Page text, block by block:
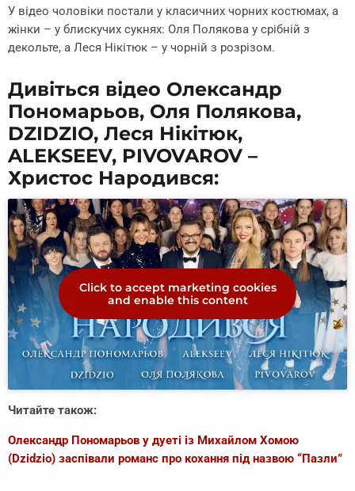
У відео чоловіки постали у класичних чорних костюмах, а
жінки – у блискучих сукнях: Оля Полякова у срібній з
декольте, а Леся Нікітюк – у чорній з розрізом.
Дивіться відео Олександр
Пономарьов, Оля Полякова,
DZIDZIO, Леся Нікітюк,
ALEKSEEV, PIVOVAROV –
Христос Народився:
Click to accept marketing cookies
and enable this content
Читайте також:
Олександр Пономарьов у дуеті із Михайлом Хомою
(Dzidzio) заспівали романс про кохання під назвою “Пазли”